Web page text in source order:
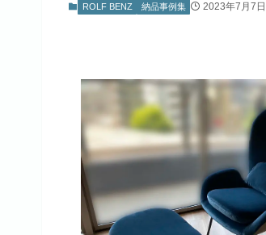
ROLF BENZ 納品事例集 2023年7月7日